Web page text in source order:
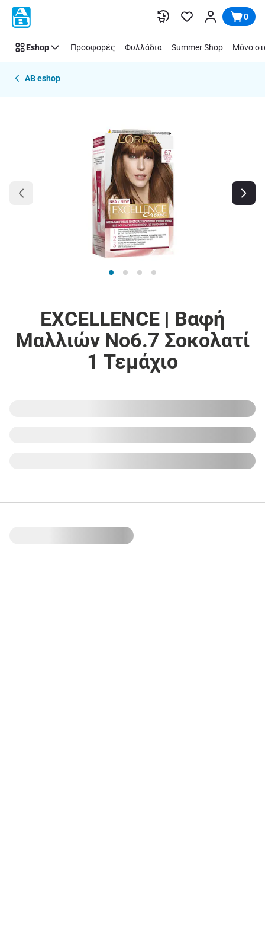
Παράλειψη 0
Eshop Προσφορές Φυλλάδια Summer Shop Μόνο
AB eshop
EXCELLENCE | Βαφή
Μαλλιών Νο6.7 Σοκολατί
1 Τεμάχιο